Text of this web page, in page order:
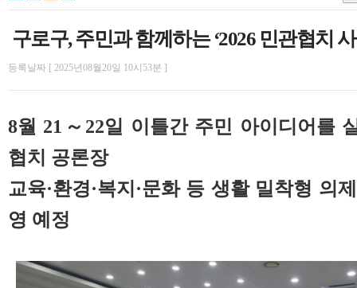
구로구, 주민과 함께하는 ‘2026 민관협치
등록날짜 [ 2025년08월20일 10시53분 ]
8월 21～22일 이틀간 주민 아이디어를
협치 공론장
교육·환경·복지·문화 등 생활 밀착형 의
영 예정